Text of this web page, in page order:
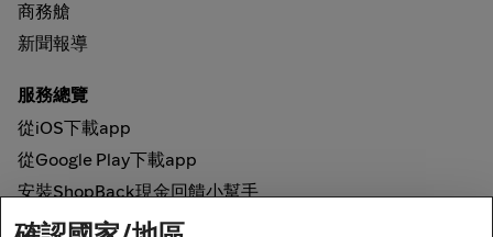
商務艙
新聞報導
服務總覽
從iOS下載app
從Google Play下載app
安裝ShopBack現金回饋小幫手